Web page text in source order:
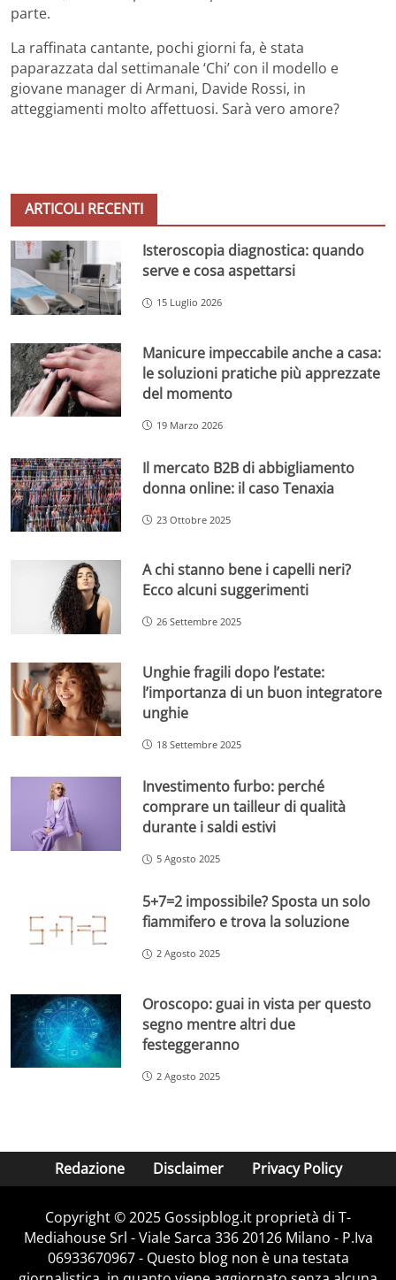
parte.
La raffinata cantante, pochi giorni fa, è stata
paparazzata dal settimanale ‘Chi’ con il modello e
giovane manager di Armani, Davide Rossi, in
atteggiamenti molto affettuosi. Sarà vero amore?
ARTICOLI RECENTI
Isteroscopia diagnostica: quando
serve e cosa aspettarsi
15 Luglio 2026
Manicure impeccabile anche a casa:
le soluzioni pratiche più apprezzate
del momento
19 Marzo 2026
Il mercato B2B di abbigliamento
donna online: il caso Tenaxia
23 Ottobre 2025
A chi stanno bene i capelli neri?
Ecco alcuni suggerimenti
26 Settembre 2025
Unghie fragili dopo l’estate:
l’importanza di un buon integratore
unghie
18 Settembre 2025
Investimento furbo: perché
comprare un tailleur di qualità
durante i saldi estivi
5 Agosto 2025
5+7=2 impossibile? Sposta un solo
fiammifero e trova la soluzione
2 Agosto 2025
Oroscopo: guai in vista per questo
segno mentre altri due
festeggeranno
2 Agosto 2025
Redazione Disclaimer Privacy Policy
Copyright © 2025 Gossipblog.it proprietà di T-
Mediahouse Srl - Viale Sarca 336 20126 Milano - P.Iva
06933670967 - Questo blog non è una testata